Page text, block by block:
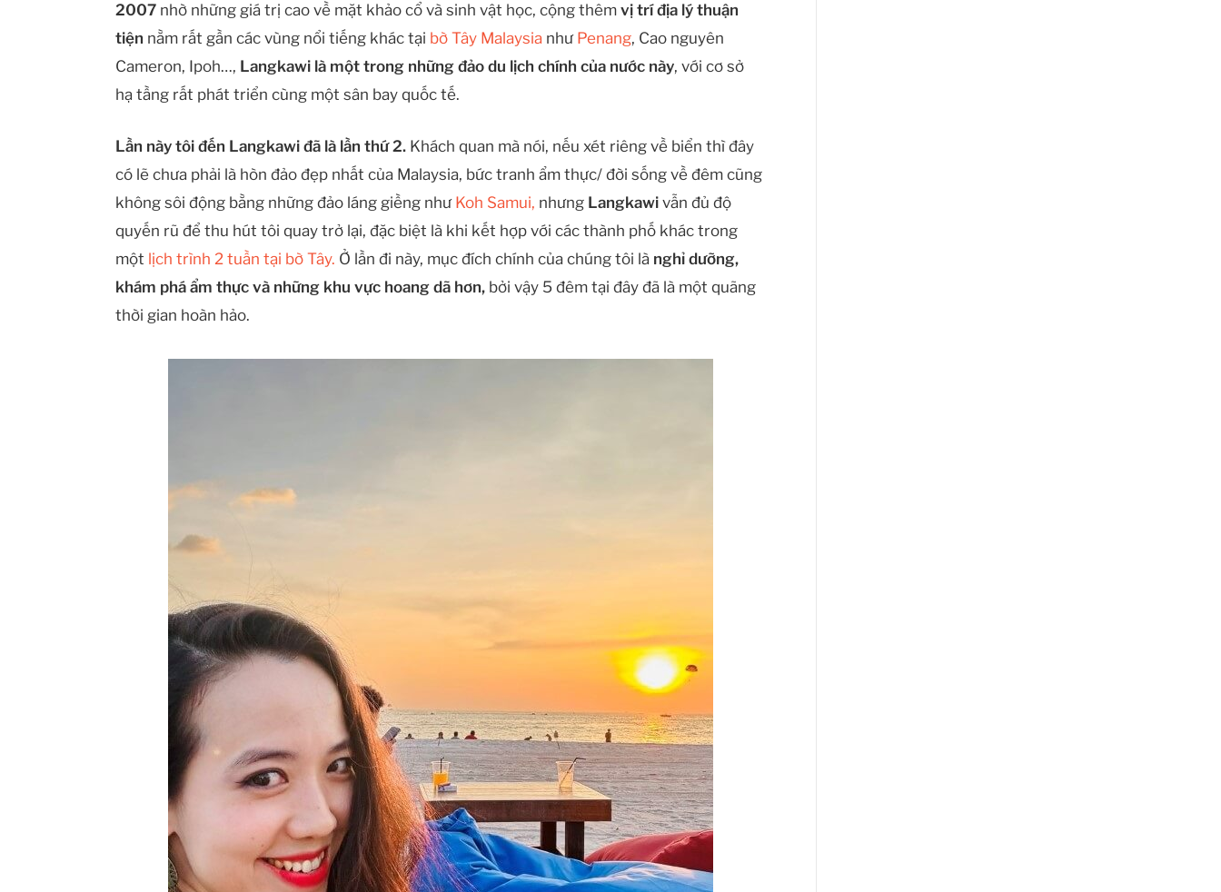
2007 nhờ những giá trị cao về mặt khảo cổ và sinh vật học, cộng thêmvị trí địa lý thuận
tiện nằm rất gần các vùng nổi tiếng khác tại bờ Tây Malaysia như Penang, Cao nguyên
Cameron, Ipoh…, Langkawi là một trong những đảo du lịch chính của nước này, với cơ sở
hạ tầng rất phát triển cùng một sân bay quốc tế.
Lần này tôi đến Langkawi đã là lần thứ 2. Khách quan mà nói, nếu xét riêng về biển thì đây
có lẽ chưa phải là hòn đảo đẹp nhất của Malaysia, bức tranh ẩm thực/ đời sống về đêm cũng
không sôi động bằng những đảo láng giềng như Koh Samui, nhưng Langkawi vẫn đủ độ
quyến rũ để thu hút tôi quay trở lại, đặc biệt là khi kết hợp với các thành phố khác trong
một lịch trình 2 tuần tại bờ Tây. Ở lần đi này, mục đích chính của chúng tôi là nghỉ dưỡng,
khám phá ẩm thực và những khu vực hoang dã hơn, bởi vậy 5 đêm tại đây đã là một quãng
thời gian hoàn hảo.